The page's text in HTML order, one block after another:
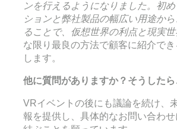
ンを行えるようになりました。初
ションと弊社製品の幅広い用途か
ることで、仮想世界の利点と現実
な限り最良の方法で顧客に紹介で
します。
他に質問がありますか？そうした
VRイベントの後にも議論を続け、
報を提供し、具体的なお問い合わ